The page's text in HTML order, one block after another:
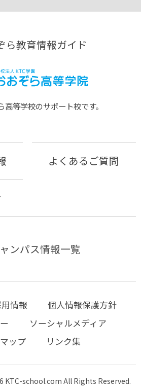
ら教育情報ガイド
⾼等学校のサポート校です。
よくあるご質問
ンパス情報一覧
情報
個人情報保護方針
ソーシャルメディア
ップ
リンク集
KTC-school.com All Rights Reserved.